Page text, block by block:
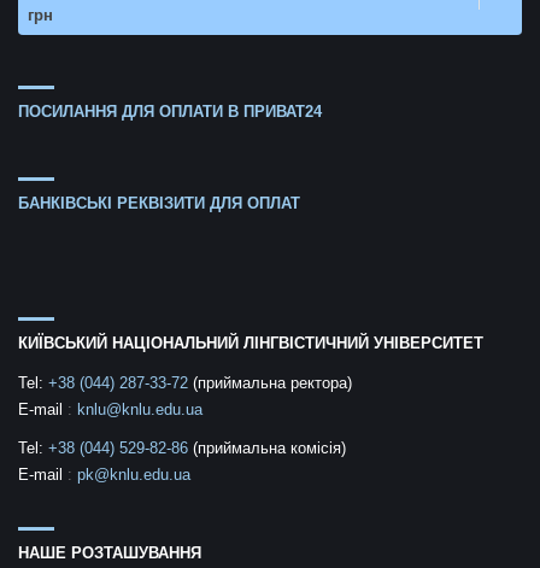
грн
ПОСИЛАННЯ ДЛЯ ОПЛАТИ В ПРИВАТ24
БАНКІВСЬКІ РЕКВІЗИТИ ДЛЯ ОПЛАТ
КИЇВСЬКИЙ НАЦІОНАЛЬНИЙ ЛІНГВІСТИЧНИЙ УНІВЕРСИТЕТ
Tel: +38 (044) 287-33-72 (приймальна ректора)
E-mail : knlu@knlu.edu.ua
Tel: +38 (044) 529-82-86 (приймальна комісія)
E-mail : pk@knlu.edu.ua
НАШЕ РОЗТАШУВАННЯ